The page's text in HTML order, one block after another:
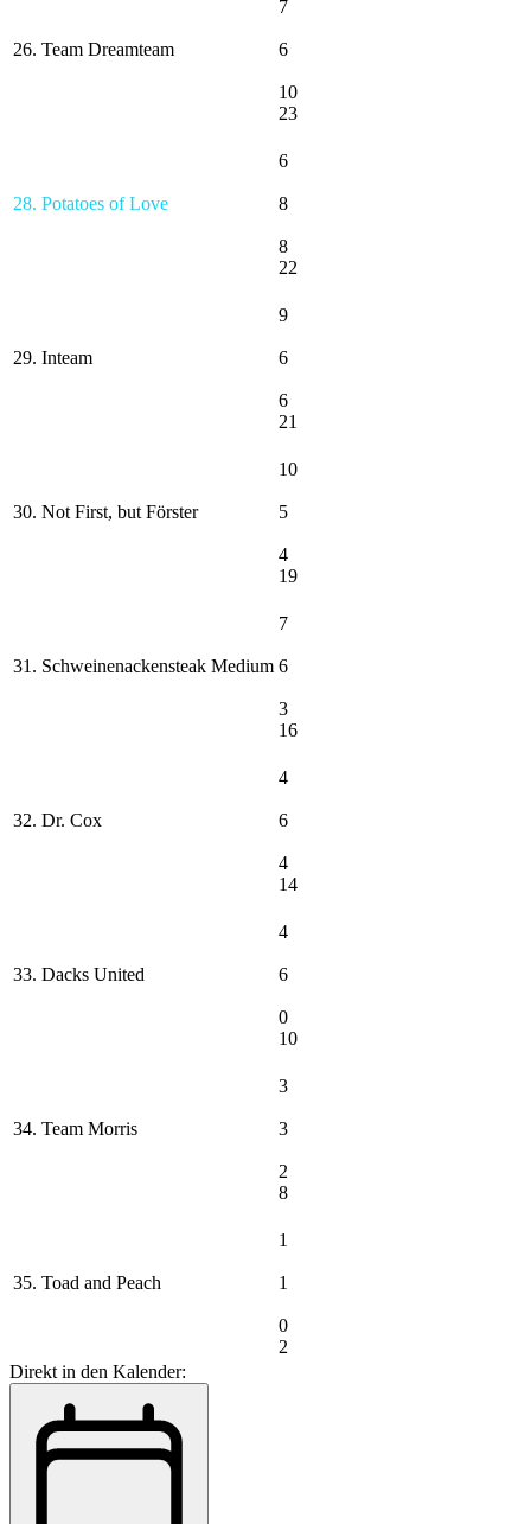
26. Team Dreamteam
7
6
10
23
28. Potatoes of Love
6
8
8
22
29. Inteam
9
6
6
21
30. Not First, but Förster
10
5
4
19
31. Schweinenackensteak Medium
7
6
3
16
32. Dr. Cox
4
6
4
14
33. Dacks United
4
6
0
10
34. Team Morris
3
3
2
8
35. Toad and Peach
1
1
0
2
Direkt in den Kalender: